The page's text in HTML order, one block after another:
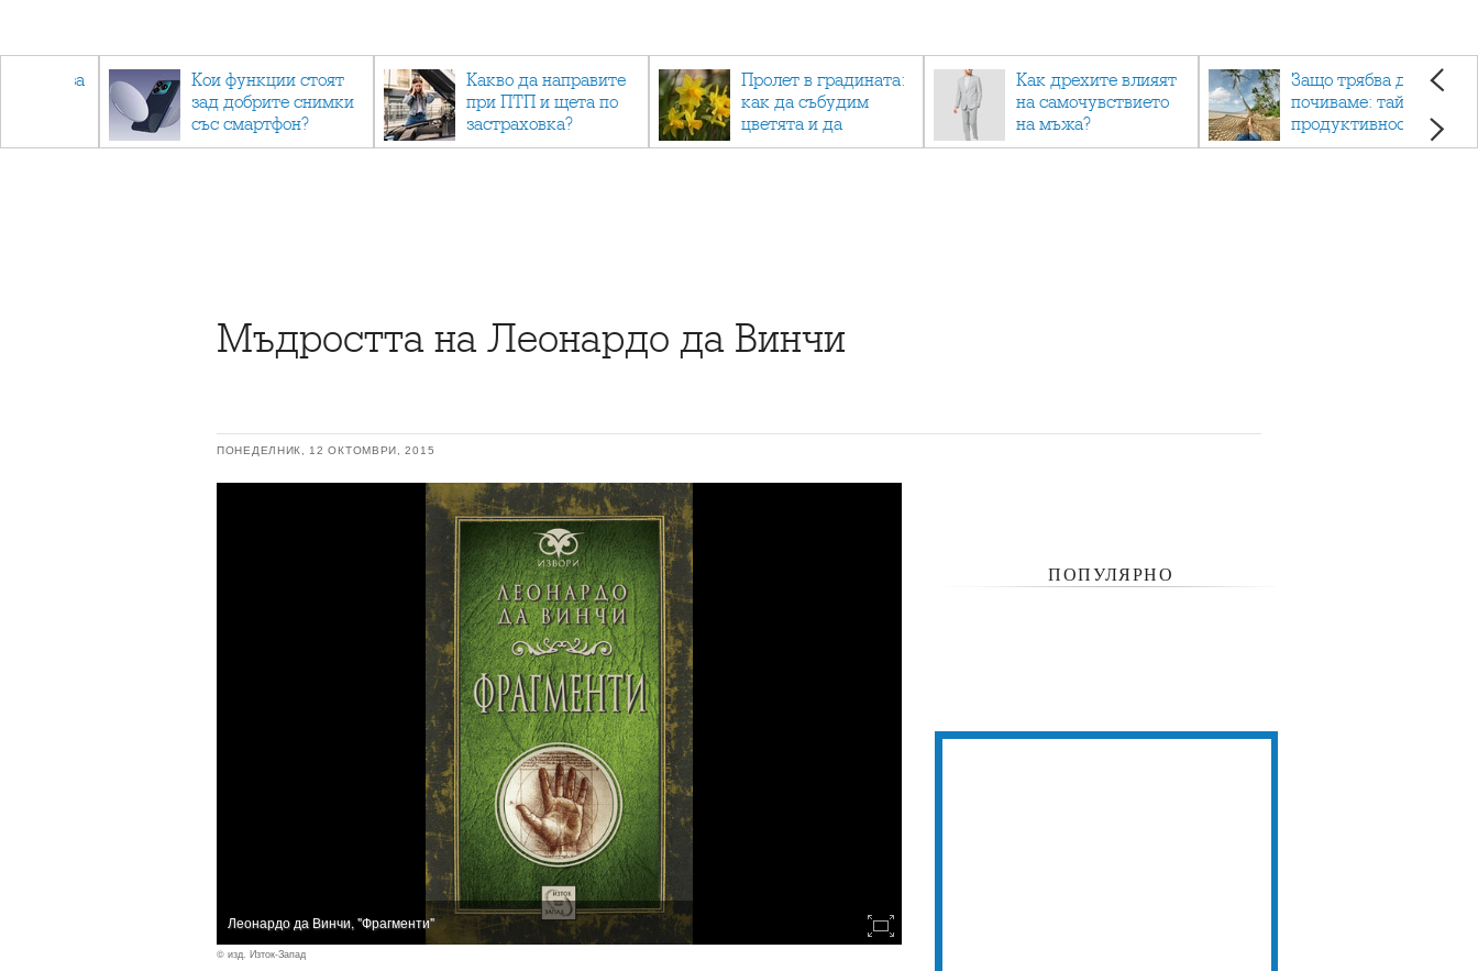
съвети за
Кои функции стоят
зад добрите снимки
със смартфон?
Какво да направите
при ПТП и щета по
застраховка?
Пролет в градината:
как да събудим
цветята и да
създадем зелен
Как дрехите влияят
на самочувствието
на мъжа?
Защо трябва да си
почиваме: тайната на
продуктивността,
здравето и добрия
Мъдростта на Леонардо да Винчи
ПОНЕДЕЛНИК, 12 ОКТОМВРИ, 2015
Леонардо да Винчи, "Фрагменти"
© изд. Изток-Запад
ПОПУЛЯРНО